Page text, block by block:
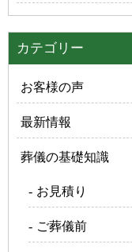
カテゴリー
お客様の声
最新情報
葬儀の基礎知識
お見積り
ご葬儀前